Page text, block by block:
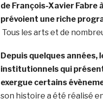
de François-Xavier Fabre
prévoient une riche
Tous les arts et de
Depuis quelques années,
institutionnels qui
exergue certains
son histoire a été réalisé